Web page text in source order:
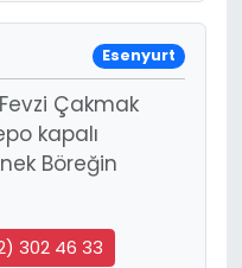
Esenyurt
Çakmak
kapalı
Böreğin
302 46 33